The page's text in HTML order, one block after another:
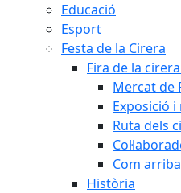
Educació
Esport
Festa de la Cirera
Fira de la
Mercat de
Exposició
Ruta dels
Com
Història